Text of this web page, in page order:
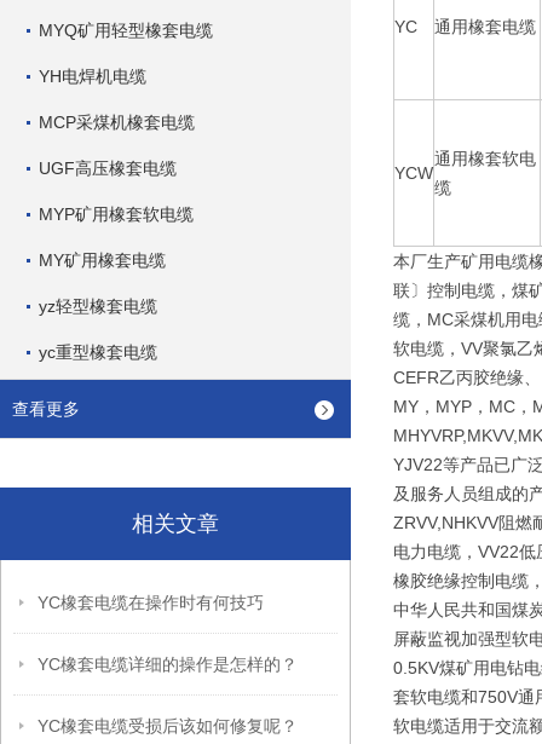
MYQ矿用轻型橡套电缆
YH电焊机电缆
MCP采煤机橡套电缆
UGF高压橡套电缆
MYP矿用橡套软电缆
MY矿用橡套电缆
yz轻型橡套电缆
yc重型橡套电缆
查看更多
相关文章
YC橡套电缆在操作时有何技巧
YC橡套电缆详细的操作是怎样的？
YC橡套电缆受损后该如何修复呢？
YC 通用橡套电缆
YCW
通用橡套软电
缆
本厂生产矿用电缆
联〕控制电缆，煤
缆，MC采煤机用
软电缆，VV聚氯乙
CEFR乙丙胶绝缘
MY，MYP，MC，
YJV22等产品已广
及服务人员组成的
ZRVV,NHKVV阻燃
电力电缆，VV22
橡胶绝缘控制电缆
中华人民共和国煤
屏蔽监视加强型软
0.5KV煤矿用电钻
套软电缆和750V通
软电缆适用于交流